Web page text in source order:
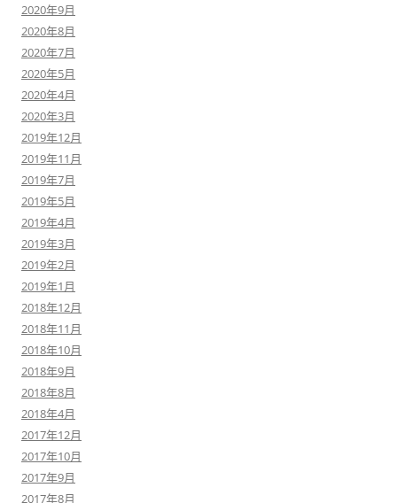
2020年9月
2020年8月
2020年7月
2020年5月
2020年4月
2020年3月
2019年12月
2019年11月
2019年7月
2019年5月
2019年4月
2019年3月
2019年2月
2019年1月
2018年12月
2018年11月
2018年10月
2018年9月
2018年8月
2018年4月
2017年12月
2017年10月
2017年9月
2017年8月